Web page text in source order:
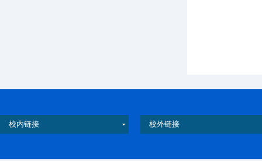
校内链接 校外链接